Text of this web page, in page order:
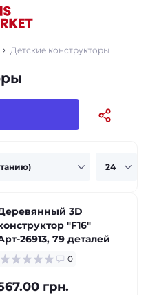
Детские конструкторы
3D
"F16"
26913, 79 деталей
0
грн.